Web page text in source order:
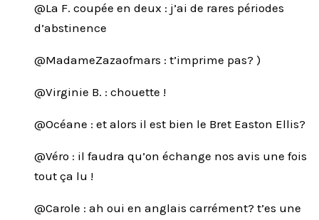
@La F. coupée en deux : j’ai de rares périodes
d’abstinence
@MadameZazaofmars : t’imprime pas? )
@Virginie B. : chouette !
@Océane : et alors il est bien le Bret Easton Ellis?
@Véro : il faudra qu’on échange nos avis une fois
tout ça lu !
@Carole : ah oui en anglais carrément? t’es une